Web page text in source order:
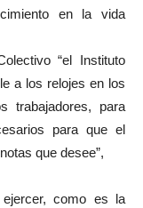
en la vida
“el Instituto
a los relojes en los
trabajadores, para
para que el
que desee”,
como es la